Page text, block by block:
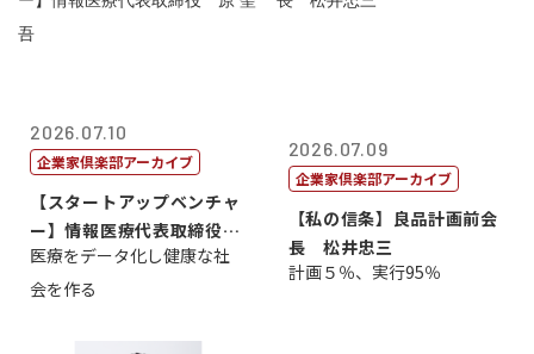
2026.07.10
企業家倶楽部アーカイブ
【スタートアップベンチャ
ー】情報医療代表取締役
原 聖吾
医療をデータ化し健康な社
会を作る
2026.07.09
企業家倶楽部アーカイブ
【私の信条】良品計画前会
長 松井忠三
計画５％、実行95％